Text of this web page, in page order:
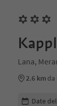
Lana,
2.6 km da
Modifica i
Date